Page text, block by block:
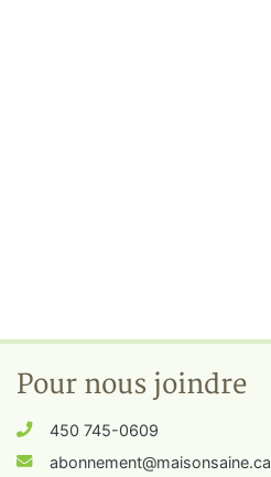
Pour nous joindre
450 745-0609
abonnement@maisonsaine.ca